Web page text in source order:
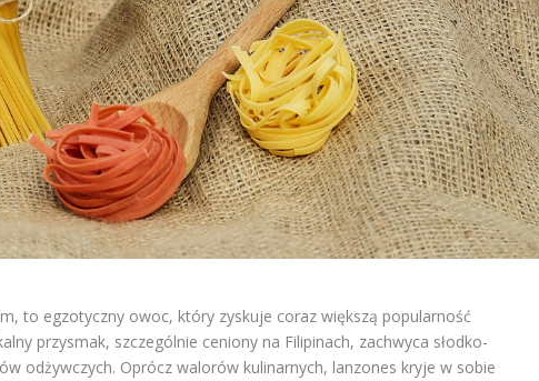
to egzotyczny owoc, który zyskuje coraz większą popularność
przysmak, szczególnie ceniony na Filipinach, zachwyca słodko-
odżywczych. Oprócz walorów kulinarnych, lanzones kryje w sobie